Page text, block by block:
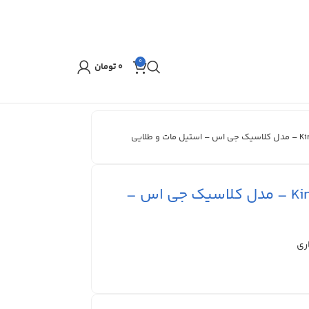
0 ۰ تومان
سرویس قاشق چنگال برند Kind – مدل کلاسیک جی اس –